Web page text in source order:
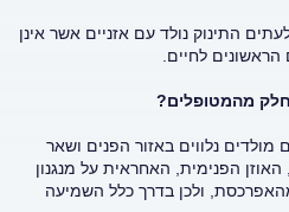
התינוק נולד עם אזניים אשר אינן
לחיים.
מהמטופלים?
נלווים באזור הפנים ושאר
הפנימית, האחראית על מנגנון
ולכן בדרך כלל השמיעה